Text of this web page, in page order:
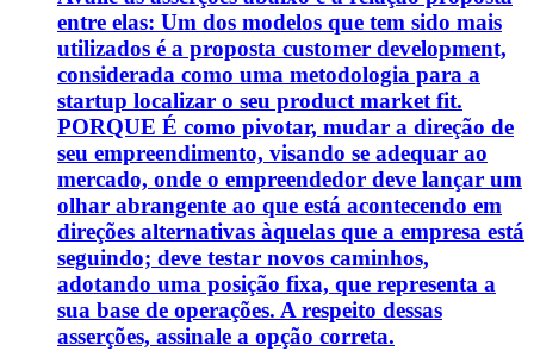
entre elas: Um dos modelos que tem sido mais
utilizados é a proposta customer development,
considerada como uma metodologia para a
startup localizar o seu product market fit.
PORQUE É como pivotar, mudar a direção de
seu empreendimento, visando se adequar ao
mercado, onde o empreendedor deve lançar um
olhar abrangente ao que está acontecendo em
direções alternativas àquelas que a empresa está
seguindo; deve testar novos caminhos,
adotando uma posição fixa, que representa a
sua base de operações. A respeito dessas
asserções, assinale a opção correta.